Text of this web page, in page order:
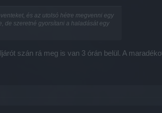
és az utolsó hétre megvenni egy
de szeretné gyorsítani a haladását egy
szán rá meg is van 3 órán belül. A